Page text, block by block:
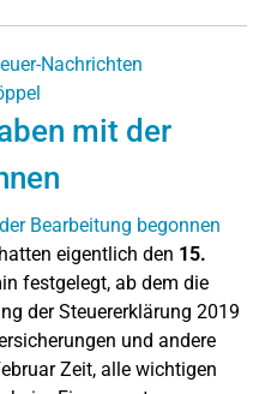
Nachrichten
mit der
eigentlich den 15.
festgelegt, ab dem die
der Steuererklärung 2019
und andere
Zeit, alle wichtigen